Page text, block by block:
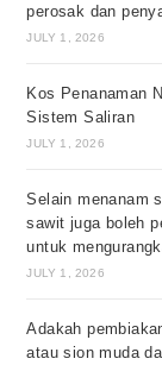
perosak dan
JULY 1, 2026
Kos Penanaman
Sistem Saliran
JULY 1, 2026
Selain menanam
sawit juga boleh
untuk
JULY 1, 2026
Adakah
atau sion muda